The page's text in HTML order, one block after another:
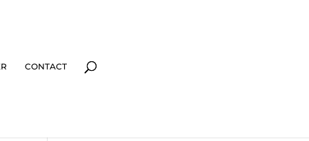
CONTACT